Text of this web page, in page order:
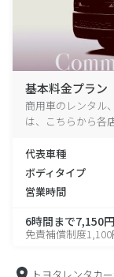
基本料金プラン
商用車のレンタル
は、こちらから各
代表車種
ボディタイプ
営業時間
6時間まで7,150円
免責補償制度1,100